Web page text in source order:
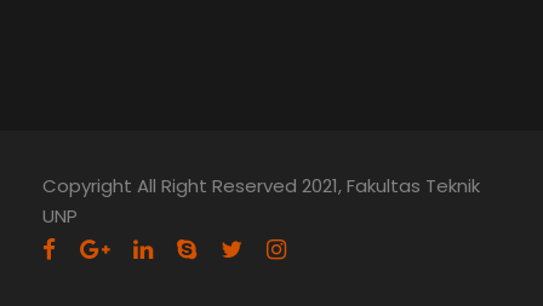
Copyright All Right Reserved 2021, Fakultas Teknik
UNP